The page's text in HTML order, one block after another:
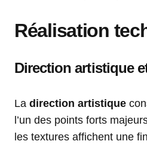
Réalisation
Direction artistique
La direction artistique
l’un des points forts
les textures affichent une